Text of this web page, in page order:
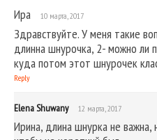
Ира 10 марта, 2017
Здравствуйте. У меня такие
длинна шнурочка, 2- можно ли
куда потом этот шнурочек
Reply
Elena Shuwany 12 марта, 2017
Ирина, длина шнурка не